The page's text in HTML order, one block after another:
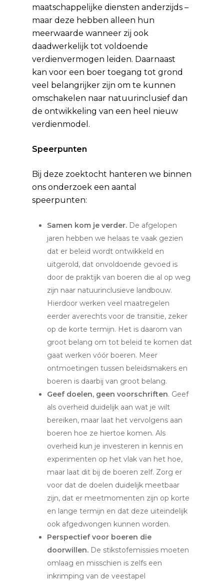
maatschappelijke diensten anderzijds –
maar deze hebben alleen hun
meerwaarde wanneer zij ook
daadwerkelijk tot voldoende
verdienvermogen leiden. Daarnaast
kan voor een boer toegang tot grond
veel belangrijker zijn om te kunnen
omschakelen naar natuurinclusief dan
de ontwikkeling van een heel nieuw
verdienmodel.
Speerpunten
Bij deze zoektocht hanteren we binnen
ons onderzoek een aantal
speerpunten:
Samen kom je verder. De afgelopen
jaren hebben we helaas te vaak gezien
dat er beleid wordt ontwikkeld en
uitgerold, dat onvoldoende gevoed is
door de praktijk van boeren die al op weg
zijn naar natuurinclusieve landbouw.
Hierdoor werken veel maatregelen
eerder averechts voor de transitie, zeker
op de korte termijn. Het is daarom van
groot belang om tot beleid te komen dat
gaat werken vóór boeren. Meer
ontmoetingen tussen beleidsmakers en
boeren is daarbij van groot belang.
Geef doelen, geen voorschriften. Geef
als overheid duidelijk aan wat je wilt
bereiken, maar laat het vervolgens aan
boeren hoe ze hiertoe komen. Als
overheid kun je investeren in kennis en
experimenten op het vlak van het hoe,
maar laat dit bij de boeren zelf. Zorg er
voor dat de doelen duidelijk meetbaar
zijn, dat er meetmomenten zijn op korte
en lange termijn en dat deze uiteindelijk
ook afgedwongen kunnen worden.
Perspectief voor boeren die
doorwillen. De stikstofemissies moeten
omlaag en misschien is zelfs een
inkrimping van de veestapel